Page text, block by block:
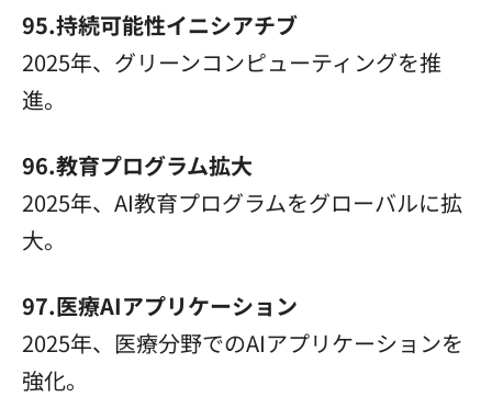
95.持続可能性イニシアチブ
2025年、グリーンコンピューティングを推
進。
96.教育プログラム拡大
2025年、AI教育プログラムをグローバルに拡
大。
97.医療AIアプリケーション
2025年、医療分野でのAIアプリケーションを
強化。